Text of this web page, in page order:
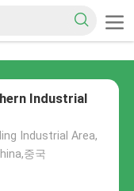
Industrial
Industrial Area,
중국